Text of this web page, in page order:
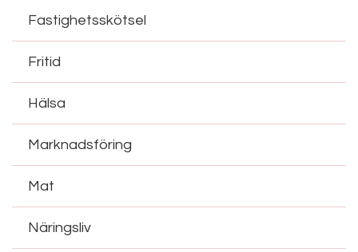
Fastighetsskötsel
Fritid
Hälsa
Marknadsföring
Mat
Näringsliv